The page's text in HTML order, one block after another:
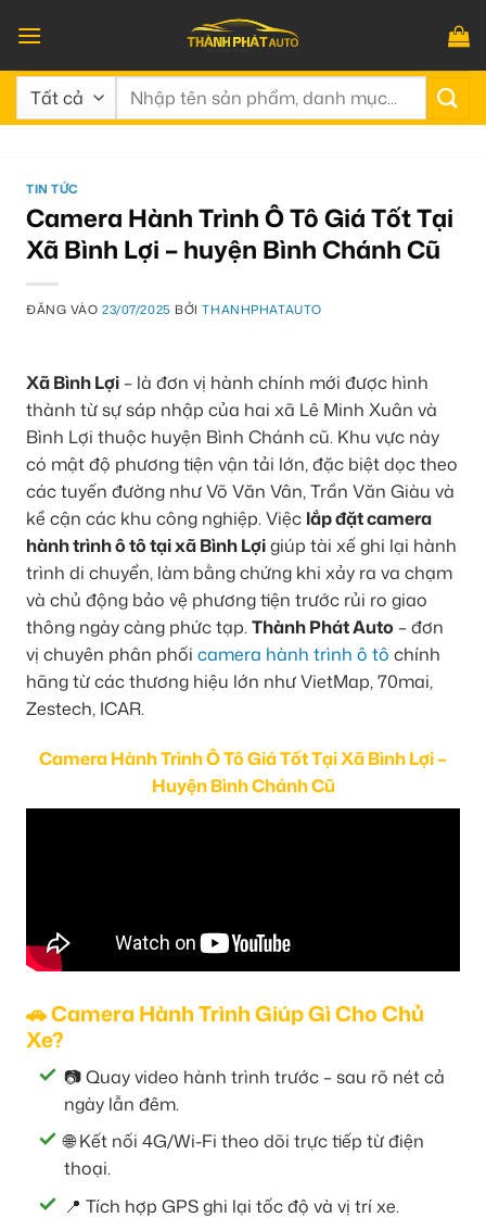
qua
nội
dung
Tìm
TIN TỨC
Camera Hành Trình Ô Tô Giá Tốt Tại
Xã Bình Lợi – huyện Bình Chánh Cũ
ĐĂNG VÀO23/07/2025 BỞITHANHPHATAUTO
Xã Bình Lợi – là đơn vị hành chính mới được hình
thành từ sự sáp nhập của hai xã Lê Minh Xuân và
Bình Lợi thuộc huyện Bình Chánh cũ. Khu vực này
có mật độ phương tiện vận tải lớn, đặc biệt dọc theo
các tuyến đường như Võ Văn Vân, Trần Văn Giàu và
kề cận các khu công nghiệp. Việc lắp đặt camera
hành trình ô tô tại xã Bình Lợigiúp tài xế ghi lại hành
trình di chuyển, làm bằng chứng khi xảy ra va chạm
và chủ động bảo vệ phương tiện trước rủi ro giao
thông ngày càng phức tạp.Thành Phát Auto – đơn
vị chuyên phân phối camera hành trình ô tô chính
hãng từ các thương hiệu lớn như VietMap, 70mai,
Zestech, ICAR.
Camera Hành Trình Ô Tô Giá Tốt Tại Xã Bình Lợi –
Huyện Bình Chánh Cũ
🚗 Camera Hành Trình Giúp Gì Cho Chủ
Xe?
📷 Quay video hành trình trước – sau rõ nét cả
ngày lẫn đêm.
🌐 Kết nối 4G/Wi-Fi theo dõi trực tiếp từ điện
thoại.
📍 Tích hợp GPS ghi lại tốc độ và vị trí xe.